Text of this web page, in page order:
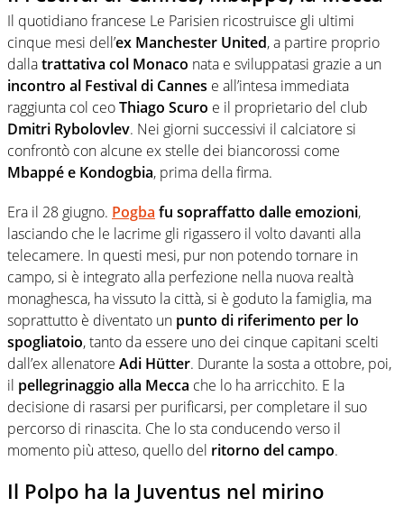
Il quotidiano francese Le Parisien ricostruisce gli ultimi
cinque mesi dell’ex Manchester United, a partire proprio
dallatrattativa col Monaco nata e sviluppatasi grazie a un
incontro al Festival di Cannes e all’intesa immediata
raggiunta col ceoThiago Scuro e il proprietario del club
Dmitri Rybolovlev. Nei giorni successivi il calciatore si
confrontò con alcune ex stelle dei biancorossi come
Mbappé e Kondogbia, prima della firma.
Era il 28 giugno. Pogba fu sopraffatto dalle emozioni,
lasciando che le lacrime gli rigassero il volto davanti alla
telecamere. In questi mesi, pur non potendo tornare in
campo, si è integrato alla perfezione nella nuova realtà
monaghesca, ha vissuto la città, si è goduto la famiglia, ma
soprattutto è diventato un punto di riferimento per lo
spogliatoio, tanto da essere uno dei cinque capitani scelti
dall’ex allenatore Adi Hütter. Durante la sosta a ottobre, poi,
il pellegrinaggio alla Mecca che lo ha arricchito. E la
decisione di rasarsi per purificarsi, per completare il suo
percorso di rinascita. Che lo sta conducendo verso il
momento più atteso, quello del ritorno del campo.
Il Polpo ha la Juventus nel mirino